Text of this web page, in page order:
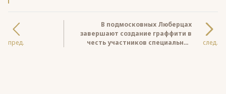
пред.
В подмосковных Люберцах
завершают создание граффити в
честь участников специальной
след.